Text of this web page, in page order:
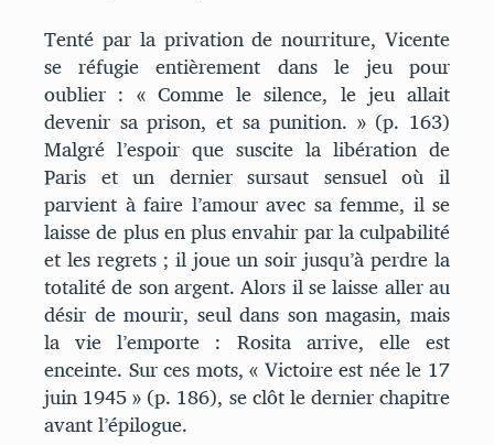
Tenté par la privation de nourriture, Vicente
se réfugie entièrement dans le jeu pour
oublier : « Comme le silence, le jeu allait
devenir sa prison, et sa punition. » (p. 163)
Malgré l’espoir que suscite la libération de
Paris et un dernier sursaut sensuel où il
parvient à faire l’amour avec sa femme, il se
laisse de plus en plus envahir par la culpabilité
et les regrets ; il joue un soir jusqu’à perdre la
totalité de son argent. Alors il se laisse aller au
désir de mourir, seul dans son magasin, mais
la vie l’emporte : Rosita arrive, elle est
enceinte. Sur ces mots, « Victoire est née le 17
juin 1945 » (p. 186), se clôt le dernier chapitre
avant l’épilogue.